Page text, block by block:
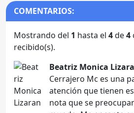
COMENTARIOS:
Mostrando del 1 hasta el 4de4
recibido(s).
Beatriz Monica
Cerrajero Mc es una
atención que tienen
nota que se